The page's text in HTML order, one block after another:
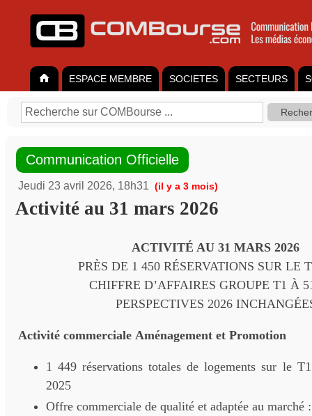
ESPACE MEMBRE SOCIETES SECTEURS
Communication Officielle
Jeudi 23 avril 2026, 18h31 (il y a 3 mois)
Activité au 31 mars 2026
ACTIVITÉ AU 31 MARS 2026
PRÈS DE 1 450 RÉSERVATIONS SUR LE
CHIFFRE D’AFFAIRES GROUPE T1 À
PERSPECTIVES 2026
Activité commerciale Aménagement et Promotion
1 449 réservations totales de logements sur le
2025
Offre commerciale de qualité et adaptée au marché :